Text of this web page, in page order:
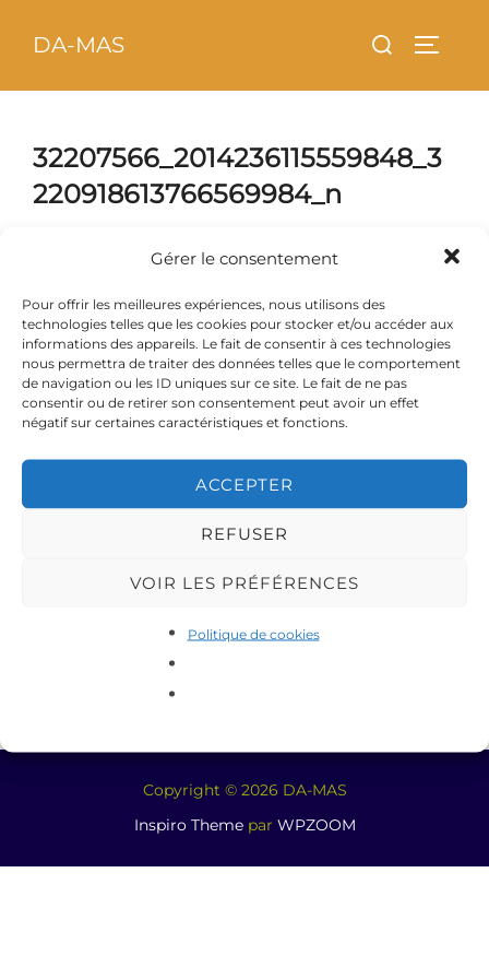
Gérer le consentement
Pour offrir les meilleures expériences, nous utilisons des
technologies telles que les cookies pour stocker et/ou accéder aux
informations des appareils. Le fait de consentir à ces technologies
nous permettra de traiter des données telles que le comportement
de navigation ou les ID uniques sur ce site. Le fait de ne pas
consentir ou de retirer son consentement peut avoir un effet
négatif sur certaines caractéristiques et fonctions.
ACCEPTER
REFUSER
VOIR LES PRÉFÉRENCES
Politique de cookies
DA-MAS Rechercher :
32207566_2014236115559848_3
220918613766569984_n
Copyright © 2026 DA-MAS
Inspiro Themepar WPZOOM